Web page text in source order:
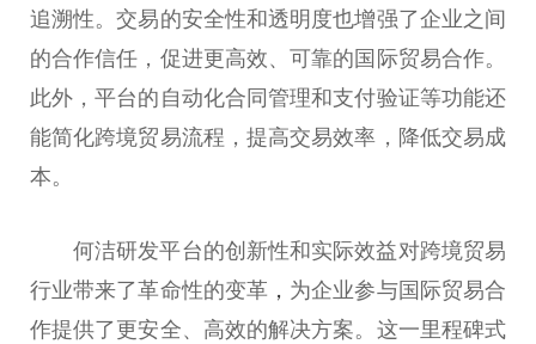
追溯性。交易的安全性和透明度也增强了企业之间
的合作信任，促进更高效、可靠的国际贸易合作。
此外，平台的自动化合同管理和支付验证等功能还
能简化跨境贸易流程，提高交易效率，降低交易成
本。
何洁研发平台的创新性和实际效益对跨境贸易
行业带来了革命性的变革 ， 为企业参与国际贸易合
作提供了更安全、高效的解决方案。这一里程碑式